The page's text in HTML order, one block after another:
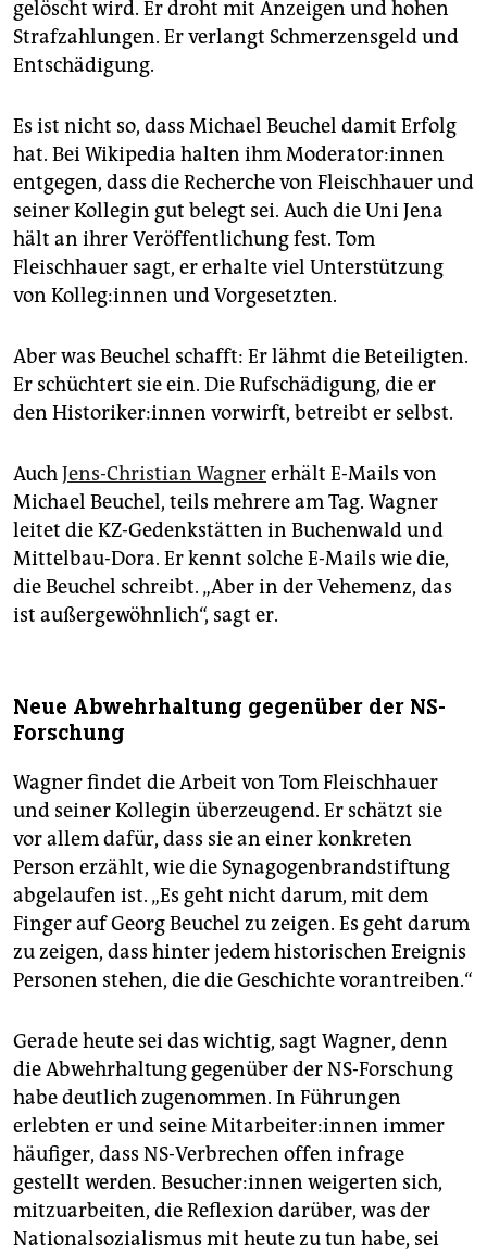
gelöscht wird. Er droht mit Anzeigen und hohen
Strafzahlungen. Er verlangt Schmerzensgeld und
Entschädigung.
Es ist nicht so, dass Michael Beuchel damit Erfolg
hat. Bei Wikipedia halten ihm Mo­de­ra­to­r:in­nen
entgegen, dass die Recherche von Fleischhauer und
seiner Kollegin gut belegt sei. Auch die Uni Jena
hält an ihrer Veröffentlichung fest. Tom
Fleischhauer sagt, er erhalte viel Unterstützung
von Kol­le­g:in­nen und Vorgesetzten.
Aber was Beuchel schafft: Er lähmt die Beteiligten.
Er schüchtert sie ein. Die Rufschädigung, die er
den His­to­ri­ke­r:in­nen vorwirft, betreibt er selbst.
AuchJens-Christian Wagnererhält E-Mails von
Michael Beuchel, teils mehrere am Tag. Wagner
leitet die KZ-Gedenkstätten in Buchenwald und
Mittelbau-Dora. Er kennt solche E-Mails wie die,
die Beuchel schreibt. „Aber in der Vehemenz, das
ist außergewöhnlich“, sagt er.
Neue Abwehrhaltung gegenüber der NS-
Forschung
Wagner findet die Arbeit von Tom Fleischhauer
und seiner Kollegin überzeugend. Er schätzt sie
vor allem dafür, dass sie an einer konkreten
Person erzählt, wie die Synagogenbrandstiftung
abgelaufen ist. „Es geht nicht darum, mit dem
Finger auf Georg Beuchel zu zeigen. Es geht darum
zu zeigen, dass hinter jedem historischen Ereignis
Personen stehen, die die Geschichte vorantreiben.“
Gerade heute sei das wichtig, sagt Wagner, denn
die Abwehrhaltung gegenüber der NS-Forschung
habe deutlich zugenommen. In Führungen
erlebten er und seine Mit­ar­bei­te­r:in­nen immer
häufiger, dass NS-Verbrechen offen infrage
gestellt werden. Be­su­che­r:in­nen weigerten sich,
mitzuarbeiten, die Reflexion darüber, was der
Nationalsozialismus mit heute zu tun habe, sei